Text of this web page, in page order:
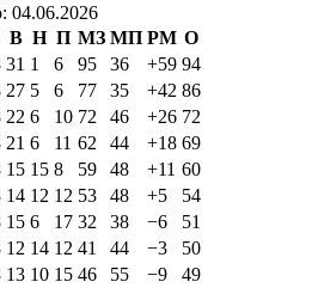
04.06.2026
В Н П МЗ МП РМ О
31 1 6 95 36 +59 94
27 5 6 77 35 +42 86
22 6 10 72 46 +26 72
21 6 11 62 44 +18 69
15 15 8 59 48 +11 60
14 12 12 53 48 +5
54
15 6 17 32 38 −6
51
12 14 12 41 44 −3
50
13 10 15 46 55 −9
49